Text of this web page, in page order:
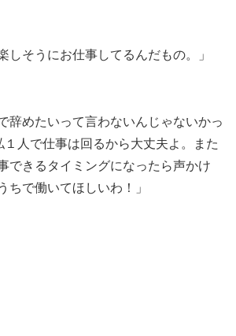
しそうにお仕事してるんだもの。」
辞めたいって言わないんじゃないかっ
１人で仕事は回るから大丈夫よ。また
できるタイミングになったら声かけ
ちで働いてほしいわ！」